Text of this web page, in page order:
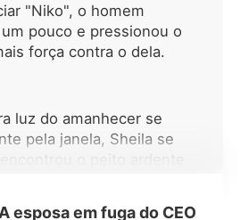
"Niko", o homem
pouco e pressionou o
força contra o dela.
luz do amanhecer se
pela janela, Sheila se
o peito ardente
deparou com um rosto
esposa em fuga do CEO